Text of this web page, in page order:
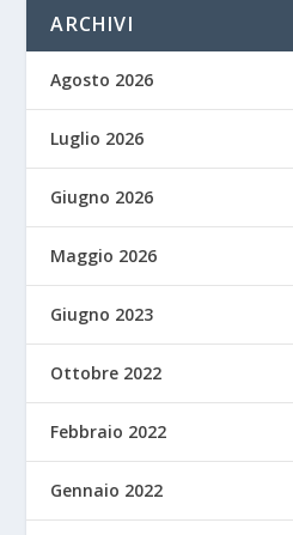
ARCHIVI
Agosto 2026
Luglio 2026
Giugno 2026
Maggio 2026
Giugno 2023
Ottobre 2022
Febbraio 2022
Gennaio 2022